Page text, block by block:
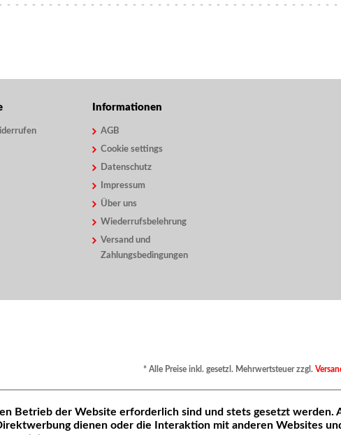
Informationen
AGB
Cookie settings
Datenschutz
Impressum
Über uns
Wiederrufsbelehrung
Versand und
Zahlungsbedingungen
* Alle Preise inkl. gesetzl. Mehrwertsteuer zzgl.
Betrieb der Website erforderlich sind und stets gesetzt werden.
dienen oder die Interaktion mit anderen Websites